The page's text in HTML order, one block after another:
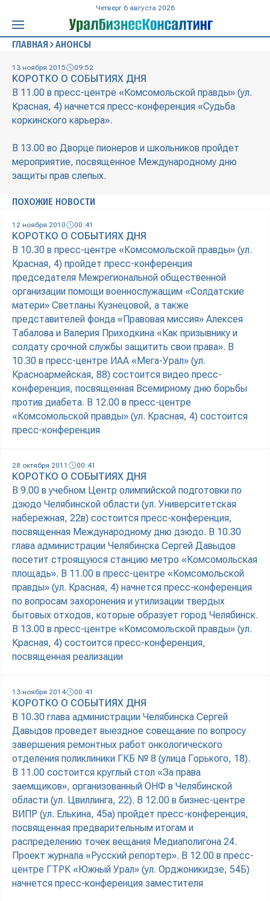
Четверг 6 августа 2026
ГЛАВНАЯ АНОНСЫ
13 ноября 2015 09:52
КОРОТКО О СОБЫТИЯХ ДНЯ
В 11.00 в пресс-центре «Комсомольской правды» (ул.
Красная, 4) начнется пресс-конференция «Судьба
коркинского карьера».
В 13.00 во Дворце пионеров и школьников пройдет
мероприятие, посвященное Международному дню
защиты прав слепых.
ПОХОЖИЕ НОВОСТИ
12 ноября 2010 00:41
КОРОТКО О СОБЫТИЯХ ДНЯ
В 10.30 в пресс-центре «Комсомольской правды» (ул.
Красная, 4) пройдет пресс-конференция
председателя Межрегиональной общественной
организации помощи военнослужащим «Солдатские
матери» Светланы Кузнецовой, а также
представителей фонда «Правовая миссия» Алексея
Табалова и Валерия Приходкина «Как призывнику и
солдату срочной службы защитить свои права». В
10.30 в пресс-центре ИАА «Мега-Урал» (ул.
Красноармейская, 88) состоится видео пресс-
конференция, посвященная Всемирному дню борьбы
против диабета. В 12.00 в пресс-центре
«Комсомольской правды» (ул. Красная, 4) состоится
пресс-конференция
28 октября 2011 00:41
КОРОТКО О СОБЫТИЯХ ДНЯ
В 9.00 в учебном Центр олимпийской подготовки по
дзюдо Челябинской области (ул. Университетская
набережная, 22в) состоится пресс-конференция,
посвященная Международному дню дзюдо. В 10.30
глава администрации Челябинска Сергей Давыдов
посетит строящуюся станцию метро «Комсомольская
площадь». В 11.00 в пресс-центре «Комсомольской
правды» (ул. Красная, 4) начнется пресс-конференция
по вопросам захоронения и утилизации твердых
бытовых отходов, которые образует город Челябинск.
В 13.00 в пресс-центре «Комсомольской правды» (ул.
Красная, 4) состоится пресс-конференция,
посвященная реализации
13 ноября 2014 00:41
КОРОТКО О СОБЫТИЯХ ДНЯ
В 10.30 глава администрации Челябинска Сергей
Давыдов проведет выездное совещание по вопросу
завершения ремонтных работ онкологического
отделения поликлиники ГКБ № 8 (улица Горького, 18).
В 11.00 состоится круглый стол «За права
заемщиков», организованный ОНФ в Челябинской
области (ул. Цвиллинга, 22). В 12.00 в бизнес-центре
ВИПР (ул. Елькина, 45а) пройдет пресс-конференция,
посвященная предварительным итогам и
распределению точек вещания Медиаполигона 24.
Проект журнала «Русский репортер». В 12.00 в пресс-
центре ГТРК «Южный Урал» (ул. Орджоникидзе, 54Б)
начнется пресс-конференция заместителя